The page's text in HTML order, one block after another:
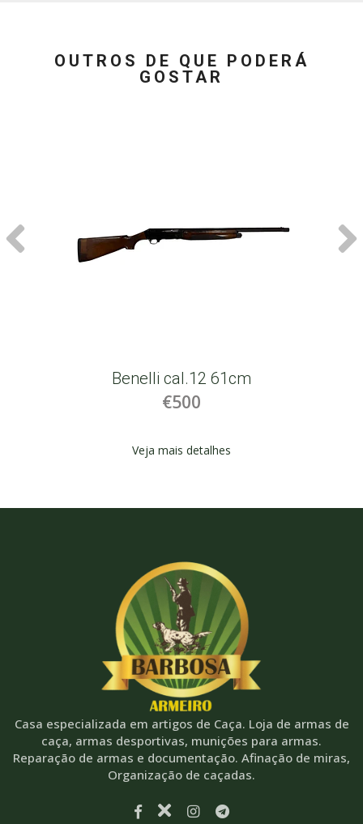
OUTROS DE QUE PODERÁ
GOSTAR
Benelli cal.12 61cm
€500
Veja mais detalhes
Casa especializada em artigos de Caça. Loja de armas de
caça, armas desportivas, munições para armas.
Reparação de armas e documentação. Afinação de miras,
Organização de caçadas.